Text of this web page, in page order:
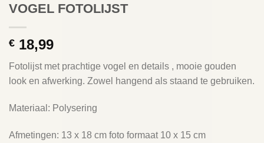
VOGEL FOTOLIJST
€ 18,99
Fotolijst met prachtige vogel en details , mooie gouden
look en afwerking. Zowel hangend als staand te gebruiken.
Materiaal: Polysering
Afmetingen: 13 x 18 cm foto formaat 10 x 15 cm